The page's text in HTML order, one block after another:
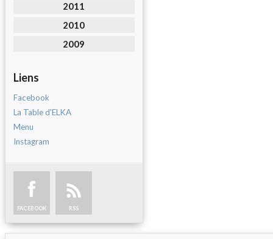
2011
2010
2009
Liens
Facebook
La Table d'ELKA
Menu
Instagram
FACEBOOK RSS